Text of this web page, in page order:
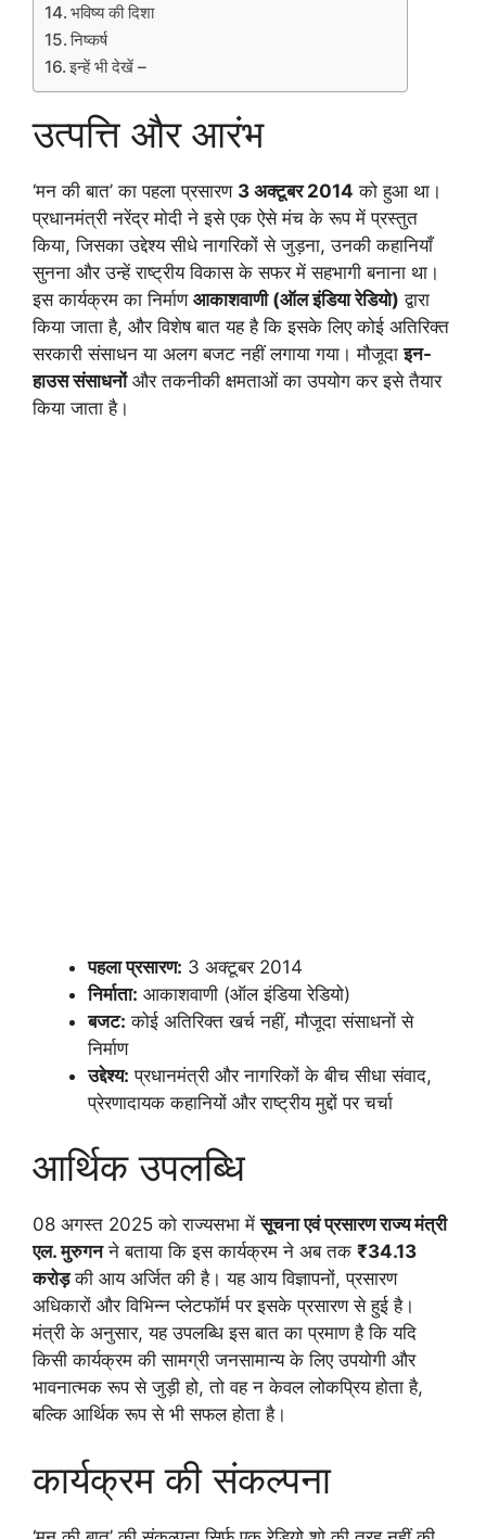
भविष्य की दिशा
निष्कर्ष
इन्हें भी देखें –
उत्पत्ति और आरंभ
‘मन की बात’ का पहला प्रसारण 3 अक्टूबर 2014 को हुआ था।
प्रधानमंत्री नरेंद्र मोदी ने इसे एक ऐसे मंच के रूप में प्रस्तुत
किया, जिसका उद्देश्य सीधे नागरिकों से जुड़ना, उनकी कहानियाँ
सुनना और उन्हें राष्ट्रीय विकास के सफर में सहभागी बनाना था।
इस कार्यक्रम का निर्माण आकाशवाणी (ऑल इंडिया रेडियो) द्वारा
किया जाता है, और विशेष बात यह है कि इसके लिए कोई अतिरिक्त
सरकारी संसाधन या अलग बजट नहीं लगाया गया। मौजूदाइन-
हाउस संसाधनोंऔर तकनीकी क्षमताओं का उपयोग कर इसे तैयार
किया जाता है।
पहला प्रसारण: 3 अक्टूबर 2014
निर्माता: आकाशवाणी (ऑल इंडिया रेडियो)
बजट: कोई अतिरिक्त खर्च नहीं, मौजूदा संसाधनों से
निर्माण
उद्देश्य: प्रधानमंत्री और नागरिकों के बीच सीधा संवाद,
प्रेरणादायक कहानियों और राष्ट्रीय मुद्दों पर चर्चा
आर्थिक उपलब्धि
08 अगस्त 2025 को राज्यसभा मेंसूचना एवं प्रसारण राज्य मंत्री
एल. मुरुगनने बताया कि इस कार्यक्रम ने अब तक ₹34.13
करोड़की आय अर्जित की है। यह आय विज्ञापनों, प्रसारण
अधिकारों और विभिन्न प्लेटफॉर्म पर इसके प्रसारण से हुई है।
मंत्री के अनुसार, यह उपलब्धि इस बात का प्रमाण है कि यदि
किसी कार्यक्रम की सामग्री जनसामान्य के लिए उपयोगी और
भावनात्मक रूप से जुड़ी हो, तो वह न केवल लोकप्रिय होता है,
बल्कि आर्थिक रूप से भी सफल होता है।
कार्यक्रम की संकल्पना